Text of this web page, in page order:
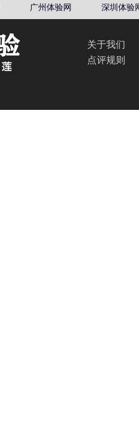
广州体验网 深圳体验
关于我们
点评规则